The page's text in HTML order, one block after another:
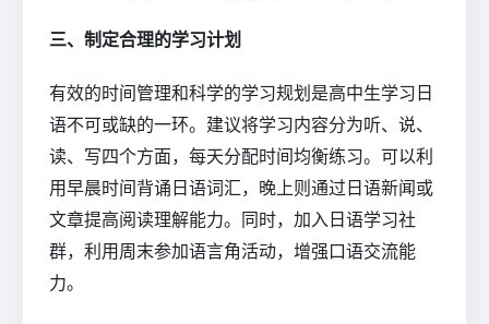
三、制定合理的学习计划
有效的时间管理和科学的学习规划是高中生学习日
语不可或缺的一环。建议将学习内容分为听、说、
读、写四个方面，每天分配时间均衡练习。可以利
用早晨时间背诵日语词汇，晚上则通过日语新闻或
文章提高阅读理解能力。同时，加入日语学习社
群，利用周末参加语言角活动，增强口语交流能
力。